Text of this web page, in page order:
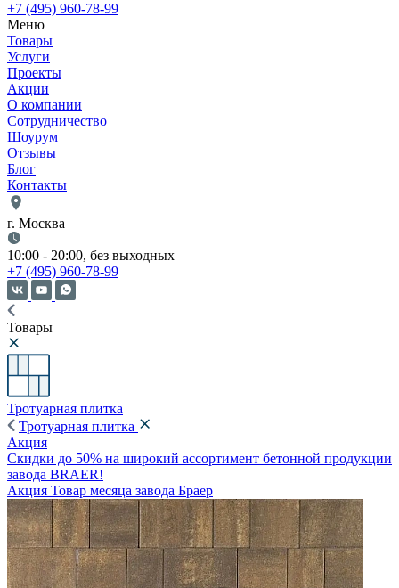
+7 (495) 960-78-99
Меню
Товары
Услуги
Проекты
Акции
О компании
Сотрудничество
Шоурум
Отзывы
Блог
Контакты
г. Москва
10:00 - 20:00, без выходных
+7 (495) 960-78-99
Товары
Тротуарная плитка
Тротуарная плитка
Акция
Скидки до 50% на широкий ассортимент бетонной продукции
завода BRAER!
Акция Товар месяца завода Браер